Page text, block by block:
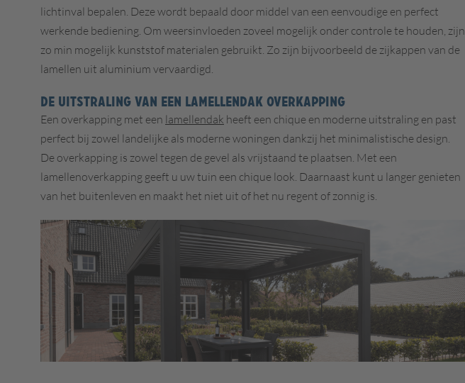
lichtinval bepalen. Deze wordt bepaald door middel van een eenvoudige en perfect
werkende bediening. Om weersinvloeden zoveel mogelijk onder controle te houden, zijn
zo min mogelijk kunststof materialen gebruikt. Zo zijn bijvoorbeeld de zijkappen van de
lamellen uit aluminium vervaardigd.
DE UITSTRALING VAN EEN LAMELLENDAK OVERKAPPING
Een overkapping met een lamellendak heeft een chique en moderne uitstraling en past
perfect bij zowel landelijke als moderne woningen dankzij het minimalistische design.
De overkapping is zowel tegen de gevel als vrijstaand te plaatsen. Met een
lamellenoverkapping geeft u uw tuin een chique look. Daarnaast kunt u langer genieten
van het buitenleven en maakt het niet uit of het nu regent of zonnig is.